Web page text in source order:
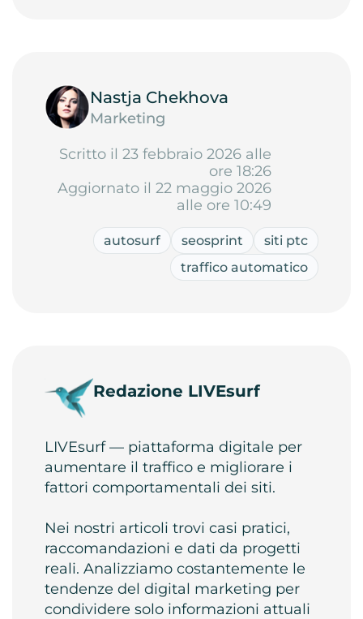
Nastja Chekhova
Marketing
Scritto il 23 febbraio 2026 alle
ore 18:26
Aggiornato il 22 maggio 2026
alle ore 10:49
autosurf seosprint
siti ptc
traffico automatico
Redazione LIVEsurf
LIVEsurf — piattaforma digitale per
aumentare il traffico e migliorare i
fattori comportamentali dei siti.
Nei nostri articoli trovi casi pratici,
raccomandazioni e dati da progetti
reali. Analizziamo costantemente le
tendenze del digital marketing per
condividere solo informazioni attuali